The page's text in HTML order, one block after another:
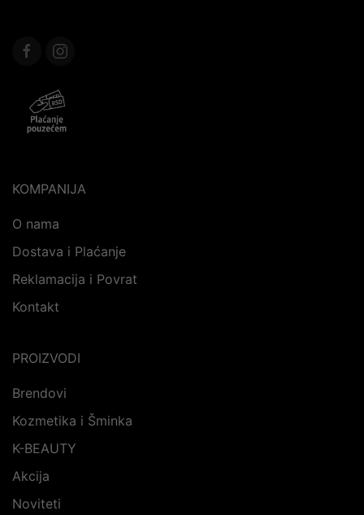
KOMPANIJA
O nama
Dostava i Plaćanje
Reklamacija i Povrat
Kontakt
PROIZVODI
Brendovi
Kozmetika i Šminka
K-BEAUTY
Akcija
Noviteti